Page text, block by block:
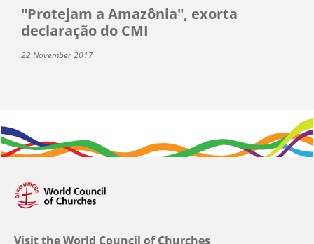
"Protejam a Amazônia", exorta
declaração do CMI
22 November 2017
Visit the World Council of Churches